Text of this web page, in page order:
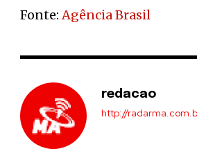
Fonte:Agência Brasil
redacao
http://